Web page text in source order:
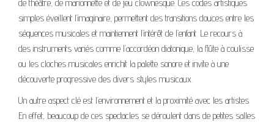
de théâtre, de marionnette et de jeu clownesque. Ces codes artistiques
simples éveillent l’imaginaire, permettent des transitions douces entre les
séquences musicales et maintiennent l’intérêt de l’enfant. Le recours à
des instruments variés comme l’accordéon diatonique, la flûte à coulisse
ou les cloches musicales enrichit la palette sonore et invite à une
découverte progressive des divers styles musicaux.
Un autre aspect clé est l’environnement et la proximité avec les artistes.
En effet, beaucoup de ces spectacles se déroulent dans de petites salles